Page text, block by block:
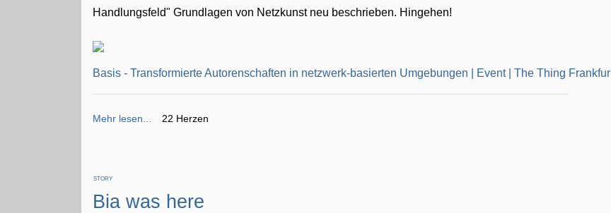
Handlungsfeld" Grundlagen von Netzkunst neu beschrieben. Hingehen!
Basis - Transformierte Autorenschaften in netzwerk-basierten Umgebungen | Event | The Thing Frankfur
Mehr lesen... 22 Herzen
STORY
Bia was here